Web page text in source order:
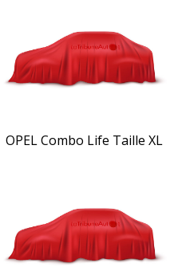
OPEL Combo Life Taille XL